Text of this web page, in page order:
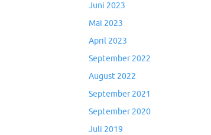
Juni 2023
Mai 2023
April 2023
September 2022
August 2022
September 2021
September 2020
Juli 2019